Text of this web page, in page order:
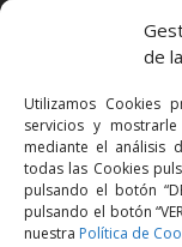
de
Utilizamos Cookies
servicios y
mediante el análisis
todas las Cookies
pulsando el botón
pulsando el botón
nuestra Política de
Via
C/
+34